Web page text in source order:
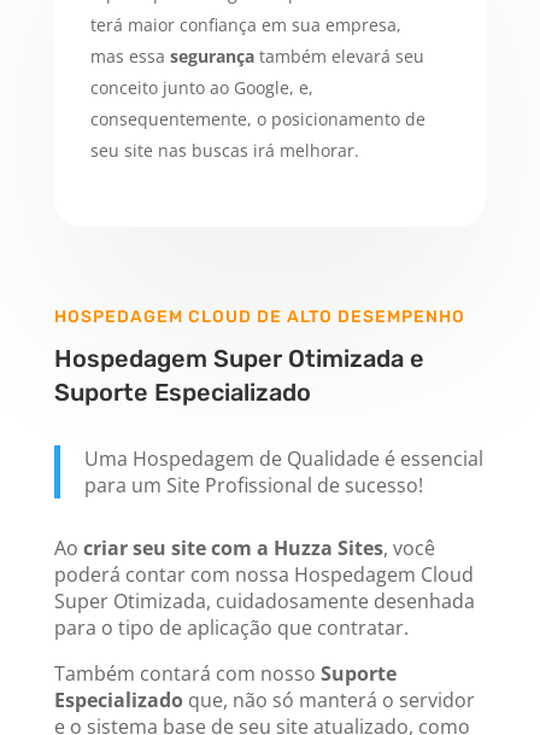
terá maior confiança em sua empresa,
mas essa segurançatambém elevará seu
conceito junto ao Google, e,
consequentemente, o posicionamento de
seu site nas buscas irá melhorar.
HOSPEDAGEM CLOUD DE ALTO DESEMPENHO
Hospedagem Super Otimizada e
Suporte Especializado
Uma Hospedagem de Qualidade é essencial
para um Site Profissional de sucesso!
Ao criar seu site com a Huzza Sites, você
poderá contar com nossa Hospedagem Cloud
Super Otimizada, cuidadosamente desenhada
para o tipo de aplicação que contratar.
Também contará com nosso Suporte
Especializadoque, não só manterá o servidor
e o sistema base de seu site atualizado, como